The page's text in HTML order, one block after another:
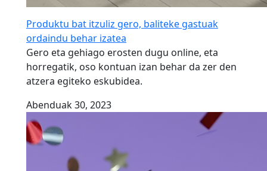
Produktu bat itzuliz gero, baliteke gastuak
ordaindu behar izatea
Gero eta gehiago erosten dugu online, eta
horregatik, oso kontuan izan behar da zer den
atzera egiteko eskubidea.
Abenduak 30, 2023